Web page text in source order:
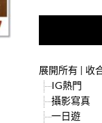
展開所有 | 收
IG熱門
攝影寫真
一日遊